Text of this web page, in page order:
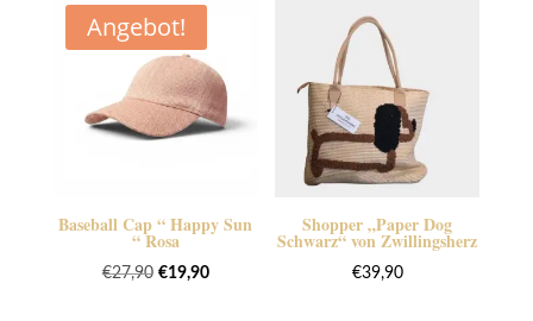
Angebot!
Baseball Cap “ Happy Sun
“ Rosa
€27,90 Ursprünglicher
€19,90Aktueller
Shopper „Paper Dog
Schwarz“ von Zwillingsherz
€39,90